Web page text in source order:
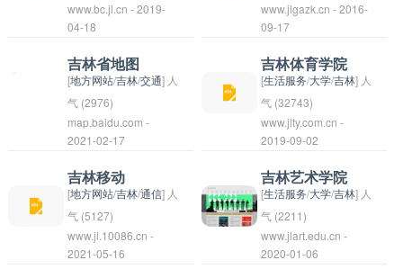
队，注重科研创新和人
才培养，校园内设施齐
全，环境优美，为学生
提供良好的学习和生活
条件。学校以“德、
才、学、美”为办学理
念，积极推动素质教
体美劳全面发展的社会
主义建设者和接班人。
长春师范学院开设了多
个本科和硕士研究生专
享和互动交流，推动当
地经济社会发展。
属本科综合性师范大
学，是“中西部高校基
础能力建设工程”和“中
西部高校卓越教师培养
计划”重点支持高校，
是“全日制普通高校教
师职业资格培训基地工
程”国家级培训基地。
学校是全国首批37所本
科教学提标改革项目试
点高校之一。 截至
2018年6月，学校占地
白城信息港是一个致力
于提供白城市最新资讯
和信息的网络平台。用
户可以在该信息港上找
到关于白城市各种方面
的新闻、活动、政策等
信息，并与其他网友分
享和讨论。该平台旨在
帮助人们更好地了解和
关注白城市的发展变
化，促进社会交流和信
息传播。
www.bc.jl.cn - 2019-
04-18
www.jlgazk.cn - 2016-
09-17
吉林省地图
[地方网站/吉林/交通] 人
气 (2976)
map.baidu.com -
2021-02-17
吉林体育学院
[生活服务/大学/吉林] 人
气 (32743)
吉林体育学院是位于中
国吉林省吉林市的一所
体育类高等学府，建校
于1958年，是吉林省
唯一的一所体育专业高
等学校。学院致力于培
养体育、运动、健康等
www.jlty.com.cn -
2019-09-02
吉林移动
[地方网站/吉林/通信] 人
气 (5127)
吉林移动是中国移动公
司在吉林省的分支机
www.jl.10086.cn -
2021-05-16
吉林艺术学院
[生活服务/大学/吉林] 人
气 (2211)
吉林艺术学院是一所位
于中国吉林省长春市的
www.jlart.edu.cn -
2020-01-06